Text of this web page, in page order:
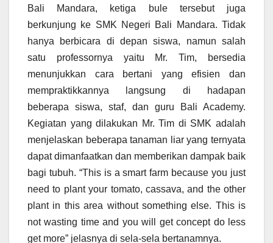
Bali Mandara, ketiga bule tersebut juga
berkunjung ke SMK Negeri Bali Mandara. Tidak
hanya berbicara di depan siswa, namun salah
satu professornya yaitu Mr. Tim, bersedia
menunjukkan cara bertani yang efisien dan
mempraktikkannya langsung di hadapan
beberapa siswa, staf, dan guru Bali Academy.
Kegiatan yang dilakukan Mr. Tim di SMK adalah
menjelaskan beberapa tanaman liar yang ternyata
dapat dimanfaatkan dan memberikan dampak baik
bagi tubuh. “This is a smart farm because you just
need to plant your tomato, cassava, and the other
plant in this area without something else. This is
not wasting time and you will get concept do less
get more” jelasnya di sela-sela bertanamnya.